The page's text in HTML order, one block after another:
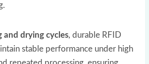
and drying cycles, durable RFID
stable performance under high